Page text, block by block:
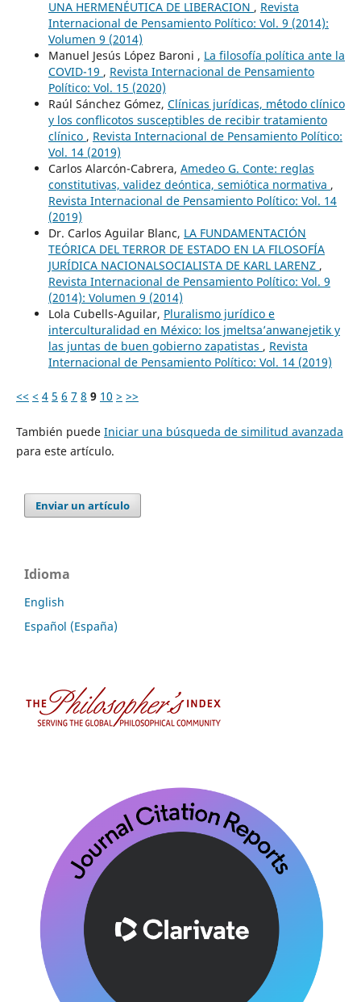
UNA HERMENÉUTICA DE LIBERACION , Revista
Internacional de Pensamiento Político: Vol. 9 (2014):
Volumen 9 (2014)
Manuel Jesús López Baroni , La filosofía política ante la
COVID-19 , Revista Internacional de Pensamiento
Político: Vol. 15 (2020)
Raúl Sánchez Gómez, Clínicas jurídicas, m´étodo clínico
y los conflicotos susceptibles de recibir tratamiento
clínico , Revista Internacional de Pensamiento Político:
Vol. 14 (2019)
Carlos Alarcón-Cabrera, Amedeo G. Conte: reglas
constitutivas, validez deóntica, semiótica normativa ,
Revista Internacional de Pensamiento Político: Vol. 14
(2019)
Dr. Carlos Aguilar Blanc, LA FUNDAMENTACIÓN
TEÓRICA DEL TERROR DE ESTADO EN LA FILOSOFÍA
JURÍDICA NACIONALSOCIALISTA DE KARL LARENZ ,
Revista Internacional de Pensamiento Político: Vol. 9
(2014): Volumen 9 (2014)
Lola Cubells-Aguilar, Pluralismo jurídico e
interculturalidad en México: los jmeltsa’anwanejetik y
las juntas de buen gobierno zapatistas , Revista
Internacional de Pensamiento Político: Vol. 14 (2019)
<< < 4 5 6 7 8 9 10 > >>
También puede Iniciar una búsqueda de similitud avanzada
para este artículo.
Enviar un artículo
Idioma
English
Español (España)